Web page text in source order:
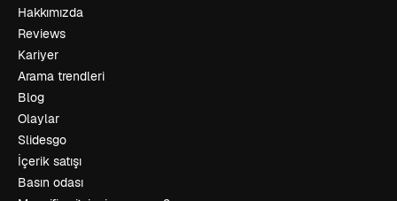
Hakkımızda
Reviews
Kariyer
Arama trendleri
Blog
Olaylar
Slidesgo
İçerik satışı
Basın odası